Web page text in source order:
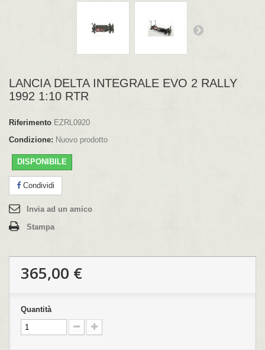
LANCIA DELTA INTEGRALE EVO 2 RALLY
1992 1:10 RTR
Riferimento EZRL0920
Condizione: Nuovo prodotto
DISPONIBILE
Condividi
Invia ad un amico
Stampa
365,00 €
Quantità